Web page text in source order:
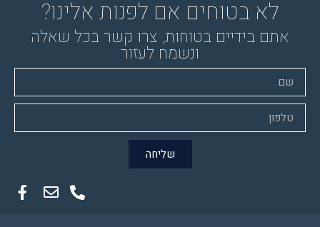
לא בטוחים אם לפנות אלינו?
אתם בידיים בטוחות, צרו קשר בכל שאלה
ונשמח לעזור
שליחה